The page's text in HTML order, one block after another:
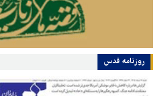
روزنامه قدس